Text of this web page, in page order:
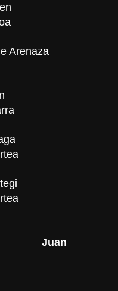
Arenaza
Juan